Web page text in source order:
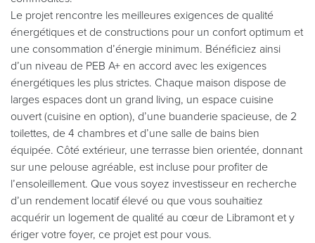
Le projet rencontre les meilleures exigences de qualité
énergétiques et de constructions pour un confort optimum et
une consommation d’énergie minimum. Bénéficiez ainsi
d’un niveau de PEB A+ en accord avec les exigences
énergétiques les plus strictes. Chaque maison dispose de
larges espaces dont un grand living, un espace cuisine
ouvert (cuisine en option), d’une buanderie spacieuse, de 2
toilettes, de 4 chambres et d’une salle de bains bien
équipée. Côté extérieur, une terrasse bien orientée, donnant
sur une pelouse agréable, est incluse pour profiter de
l’ensoleillement. Que vous soyez investisseur en recherche
d’un rendement locatif élevé ou que vous souhaitiez
acquérir un logement de qualité au cœur de Libramont et y
ériger votre foyer, ce projet est pour vous.